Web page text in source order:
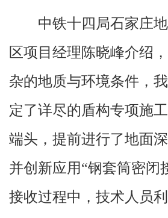
中铁十四局石家庄
区项目经理陈晓峰介绍
杂的地质与环境条件，
定了详尽的盾构专项施
端头，提前进行了地面
并创新应用“钢套筒密闭
接收过程中，技术人员